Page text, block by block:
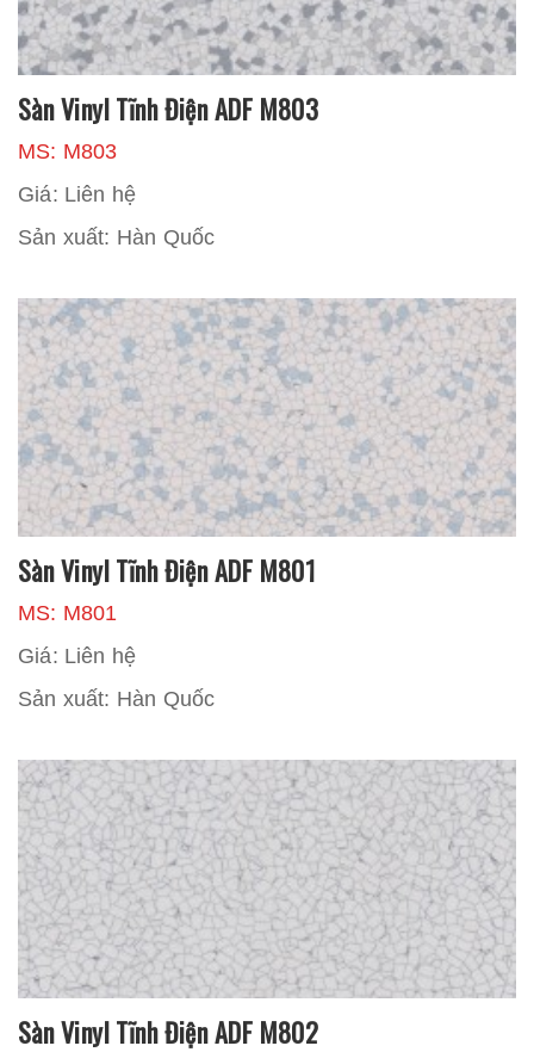
Sàn Vinyl Tĩnh Điện ADF M803
MS: M803
Giá: Liên hệ
Sản xuất: Hàn Quốc
Sàn Vinyl Tĩnh Điện ADF M801
MS: M801
Giá: Liên hệ
Sản xuất: Hàn Quốc
Sàn Vinyl Tĩnh Điện ADF M802